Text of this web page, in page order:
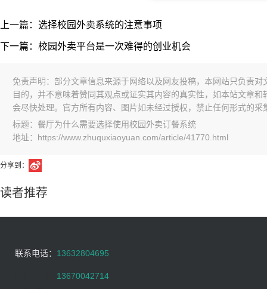
上一篇：选择校园外卖系统的注意事项
下一篇：校园外卖平台是一次难得的创业机会
免责声明：部分文章信息来源于网络以及网友投稿，本网站只负责
目的，并不意味着赞同其观点或证实其内容的真实性，如本站文章
会尽快处理。官方所有内容、图片如未经过授权，禁止任何形式的采
标题：餐厅为什么需要选择使用校园外卖订餐系统
地址：https://www.zhuquxiaoyuan.com/article/41770.html
分享到：
读者推荐
联系电话： 13632804695
13670042714